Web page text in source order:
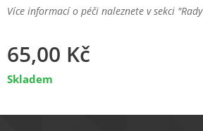
Více informací o péči naleznete v sekci
65,00 Kč
Skladem